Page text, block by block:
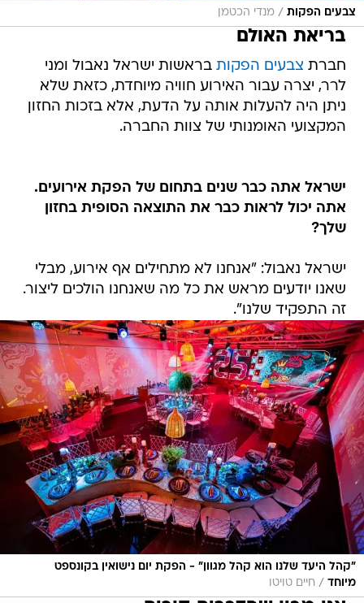
צבעים הפקות / מנדי הכטמן
בריאת האולם
חברת צבעים הפקות בראשות ישראל נאבול ומני
לרר, יצרה עבור האירוע חוויה מיוחדת, כזאת שלא
ניתן היה להעלות אותה על הדעת, אלא בזכות החזון
המקצועי האומנותי של צוות החברה.
ישראל אתה כבר שנים בתחום של הפקת אירועים.
אתה יכול לראות כבר את התוצאה הסופית בחזון
שלך?
ישראל נאבול: "אנחנו לא מתחילים אף אירוע, מבלי
שאנו יודעים מראש את כל מה שאנחנו הולכים ליצור.
זה התפקיד שלנו".
"קהל היעד שלנו הוא קהל מגוון" - הפקת יום נישואין בקונספט
מיוחד / חיים טויטו